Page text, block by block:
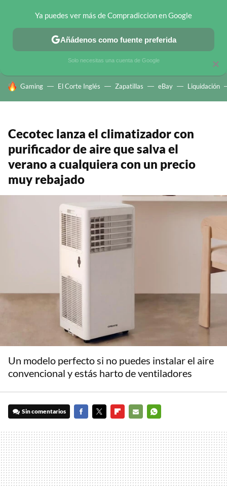
CHOLLOS TELEGRAM OFERTAS EN MÓVILES OFERTAS EN
HOY SE HABLA DE
Gaming El Corte Inglés Zapatillas eBay Liquidación
Cecotec lanza el climatizador con
purificador de aire que salva el
verano a cualquiera con un precio
muy rebajado
Un modelo perfecto si no puedes instalar el aire
convencional y estás harto de ventiladores
Sin comentarios
MAIL
×
Ya puedes ver más de Compradiccion en Google
Añádenos como fuente preferida
Solo necesitas una cuenta de Google